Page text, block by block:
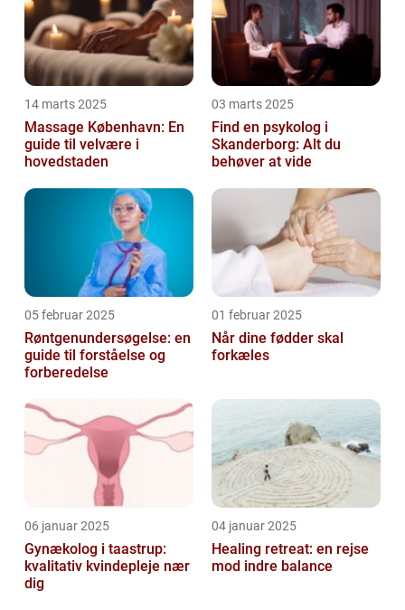
14 marts 2025
Massage København: En
guide til velvære i
hovedstaden
03 marts 2025
Find en psykolog i
Skanderborg: Alt du
behøver at vide
05 februar 2025
Røntgenundersøgelse: en
guide til forståelse og
forberedelse
01 februar 2025
Når dine fødder skal
forkæles
06 januar 2025
Gynækolog i taastrup:
kvalitativ kvindepleje nær
dig
04 januar 2025
Healing retreat: en rejse
mod indre balance